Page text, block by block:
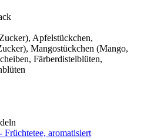
Apfelstückchen,
Mangostückchen (Mango,
Färberdistelblüten,